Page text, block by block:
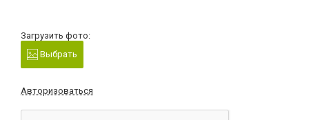
Загрузить фото:
Выбрать
Авторизоваться